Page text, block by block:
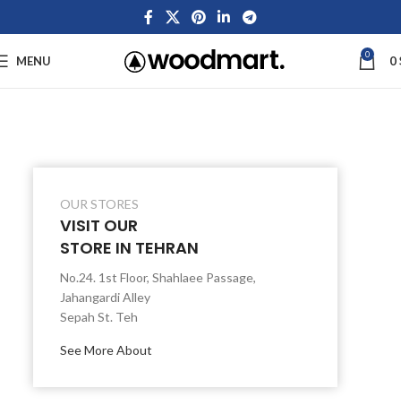
MENU 0 0
OUR STORES
VISIT OUR
STORE IN TEHRAN
No.24. 1st Floor, Shahlaee Passage,
Jahangardi Alley
Sepah St. Teh
See More About